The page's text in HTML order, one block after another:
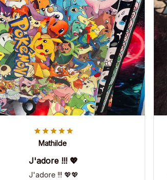
Mathilde
J'adore !!! 💖
J'adore !!! 💖💖